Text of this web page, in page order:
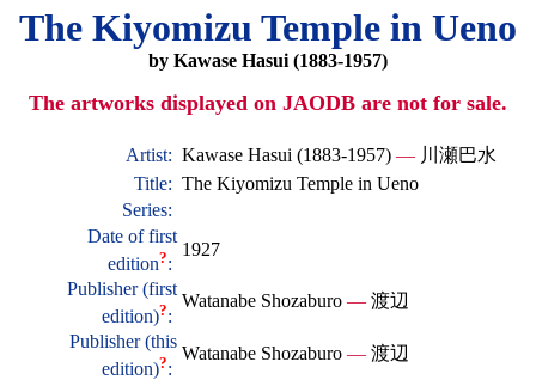
The Kiyomizu Temple in Ueno
by Kawase Hasui (1883-1957)
The artworks displayed on JAODB are not for sale.
Artist: Kawase Hasui (1883-1957) — 川瀬巴水
Title: The Kiyomizu Temple in Ueno
Series:
Date of first
edition?:
1927
Publisher (first
edition)?:
Watanabe Shozaburo — 渡辺
Publisher (this
edition)?:
Watanabe Shozaburo — 渡辺